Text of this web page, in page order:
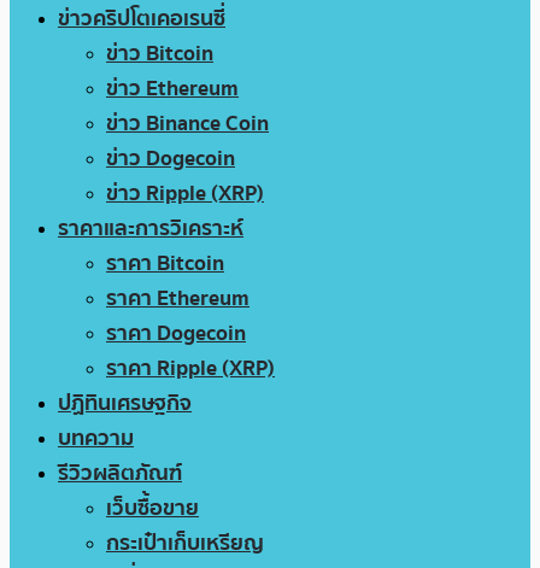
ข่าวคริปโตเคอเรนซี่
ข่าว Bitcoin
ข่าว Ethereum
ข่าว Binance Coin
ข่าว Dogecoin
ข่าว Ripple (XRP)
ราคาและการวิเคราะห์
ราคา Bitcoin
ราคา Ethereum
ราคา Dogecoin
ราคา Ripple (XRP)
ปฏิทินเศรษฐกิจ
บทความ
รีวิวผลิตภัณฑ์
เว็บซื้อขาย
กระเป๋าเก็บเหรียญ